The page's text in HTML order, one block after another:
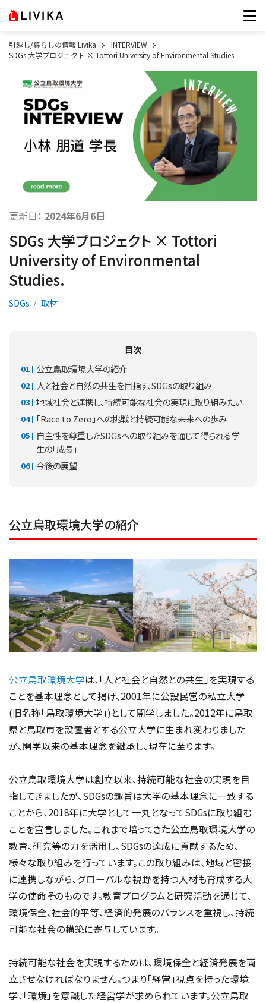
引越し/暮らしの情報 Livika
INTERVIEW
SDGs 大学プロジェクト × Tottori University of Environmental Studies.
更新日： 2024年6月6日
SDGs 大学プロジェクト × Tottori
University of Environmental
Studies.
SDGs 取材
目次
公立鳥取環境大学の紹介
人と社会と自然の共生を目指す、SDGsの取り組み
地域社会と連携し、持続可能な社会の実現に取り組みたい
「Race to Zero」への挑戦と持続可能な未来への歩み
自主性を尊重したSDGsへの取り組みを通じて得られる学
生の「成長」
今後の展望
公立鳥取環境大学の紹介
公立鳥取環境大学は、「人と社会と自然との共生」を実現する
ことを基本理念として掲げ、2001年に公設民営の私立大学
(旧名称｢鳥取環境大学｣)として開学しました。2012年に鳥取
県と鳥取市を設置者とする公立大学に生まれ変わりました
が、開学以来の基本理念を継承し、現在に至ります。
公立鳥取環境大学は創立以来、持続可能な社会の実現を目
指してきましたが、SDGsの趣旨は大学の基本理念に一致する
ことから、2018年に大学として一丸となってSDGsに取り組む
ことを宣言しました。これまで培ってきた公立鳥取環境大学の
教育、研究等の力を活用し、SDGsの達成に貢献するため、
様々な取り組みを行っています。この取り組みは、地域と密接
に連携しながら、グローバルな視野を持つ人材も育成する大
学の使命そのものです。教育プログラムと研究活動を通じて、
環境保全、社会的平等、経済的発展のバランスを重視し、持続
可能な社会の構築に寄与しています。
持続可能な社会を実現するためは、環境保全と経済発展を両
立させなければなりません。つまり「経営」視点を持った環境
学、「環境」を意識した経営学が求められています。公立鳥取